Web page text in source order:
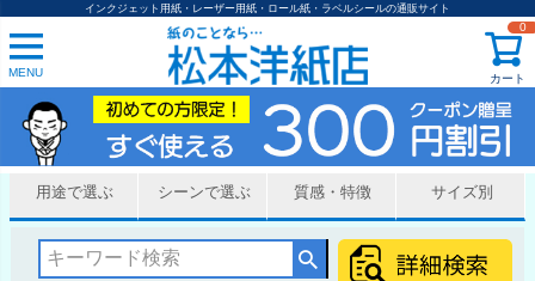
インクジェット用紙・レーザー用紙・ロール紙・ラベルシールの通販サイト
MENU カート
0
用途で選ぶ シーンで選ぶ 質感・特徴 サイズ別